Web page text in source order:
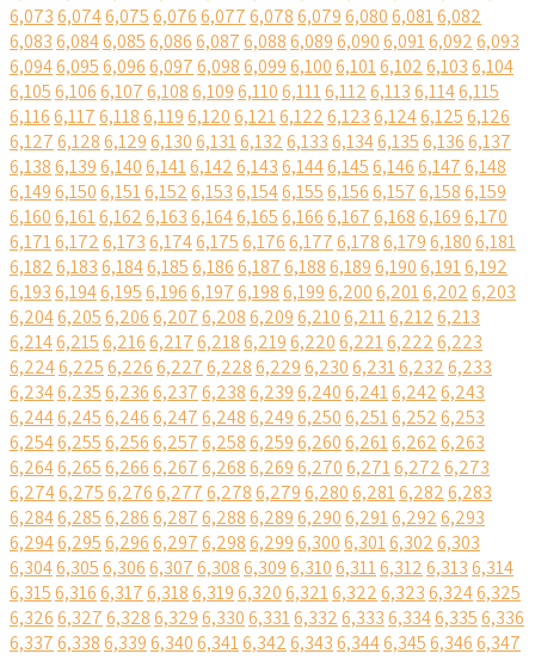
6,0736,0746,0756,0766,0776,0786,0796,0806,0816,082
6,0836,0846,0856,0866,0876,0886,0896,0906,0916,0926,093
6,0946,0956,0966,0976,0986,0996,1006,1016,1026,1036,104
6,1056,1066,1076,1086,1096,1106,1116,1126,1136,1146,115
6,1166,1176,1186,1196,1206,1216,1226,1236,1246,1256,126
6,1276,1286,1296,1306,1316,1326,1336,1346,1356,1366,137
6,1386,1396,1406,1416,1426,1436,1446,1456,1466,1476,148
6,1496,1506,1516,1526,1536,1546,1556,1566,1576,1586,159
6,1606,1616,1626,1636,1646,1656,1666,1676,1686,1696,170
6,1716,1726,1736,1746,1756,1766,1776,1786,1796,1806,181
6,1826,1836,1846,1856,1866,1876,1886,1896,1906,1916,192
6,1936,1946,1956,1966,1976,1986,1996,2006,2016,2026,203
6,2046,2056,2066,2076,2086,2096,2106,2116,2126,213
6,2146,2156,2166,2176,2186,2196,2206,2216,2226,223
6,2246,2256,2266,2276,2286,2296,2306,2316,2326,233
6,2346,2356,2366,2376,2386,2396,2406,2416,2426,243
6,2446,2456,2466,2476,2486,2496,2506,2516,2526,253
6,2546,2556,2566,2576,2586,2596,2606,2616,2626,263
6,2646,2656,2666,2676,2686,2696,2706,2716,2726,273
6,2746,2756,2766,2776,2786,2796,2806,2816,2826,283
6,2846,2856,2866,2876,2886,2896,2906,2916,2926,293
6,2946,2956,2966,2976,2986,2996,3006,3016,3026,303
6,3046,3056,3066,3076,3086,3096,3106,3116,3126,3136,314
6,3156,3166,3176,3186,3196,3206,3216,3226,3236,3246,325
6,3266,3276,3286,3296,3306,3316,3326,3336,3346,3356,336
6,3376,3386,3396,3406,3416,3426,3436,3446,3456,3466,347